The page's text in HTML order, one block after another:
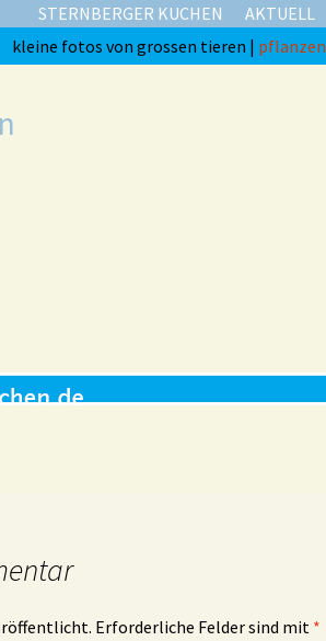
STERNBERGER KUCHEN AKTUELL
kleine fotos von grossen tieren | pflanzen
Erforderliche Felder sind mit *